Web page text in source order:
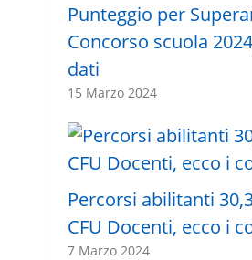
Punteggio per
Concorso scuola
dati
15 Marzo 2024
Percorsi abilitanti
CFU Docenti, ecco i
7 Marzo 2024